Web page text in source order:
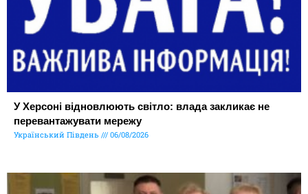
У Херсоні відновлюють світло: влада закликає не
перевантажувати мережу
Український Південь 06/08/2026